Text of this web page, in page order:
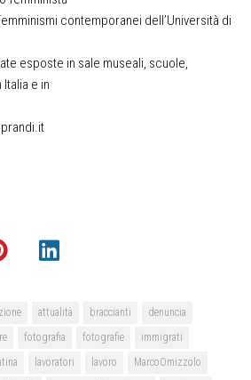
contemporanei dell’Università di
esposte in sale museali, scuole,
e in
attualità braccianti
denuncia
fotografia fotografie
immigrati
lavoratori lavoro
MarcoOmizzolo